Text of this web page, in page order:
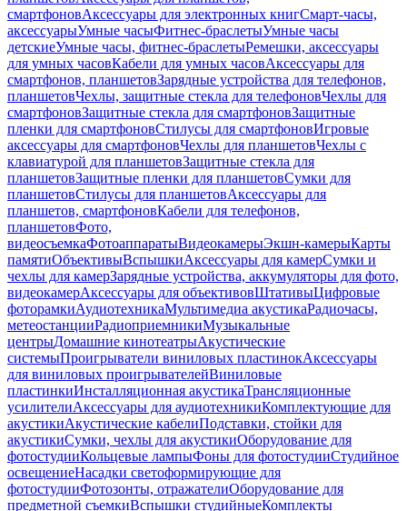
смартфоновАксессуары для электронных книгСмарт-часы,
аксессуарыУмные часыФитнес-браслетыУмные часы
детскиеУмные часы, фитнес-браслетыРемешки, аксессуары
для умных часовКабели для умных часовАксессуары для
смартфонов, планшетовЗарядные устройства для телефонов,
планшетовЧехлы, защитные стекла для телефоновЧехлы для
смартфоновЗащитные стекла для смартфоновЗащитные
пленки для смартфоновСтилусы для смартфоновИгровые
аксессуары для смартфоновЧехлы для планшетовЧехлы с
клавиатурой для планшетовЗащитные стекла для
планшетовЗащитные пленки для планшетовСумки для
планшетовСтилусы для планшетовАксессуары для
планшетов, смартфоновКабели для телефонов,
планшетовФото,
видеосъемкаФотоаппаратыВидеокамерыЭкшн-камерыКарты
памятиОбъективыВспышкиАксессуары для камерСумки и
чехлы для камерЗарядные устройства, аккумуляторы для фото,
видеокамерАксессуары для объективовШтативыЦифровые
фоторамкиАудиотехникаМультимедиа акустикаРадиочасы,
метеостанцииРадиоприемникиМузыкальные
центрыДомашние кинотеатрыАкустические
системыПроигрыватели виниловых пластинокАксессуары
для виниловых проигрывателейВиниловые
пластинкиИнсталляционная акустикаТрансляционные
усилителиАксессуары для аудиотехникиКомплектующие для
акустикиАкустические кабелиПодставки, стойки для
акустикиСумки, чехлы для акустикиОборудование для
фотостудииКольцевые лампыФоны для фотостудииСтудийное
освещениеНасадки светоформирующие для
фотостудииФотозонты, отражателиОборудование для
предметной съемкиВспышки студийныеКомплекты